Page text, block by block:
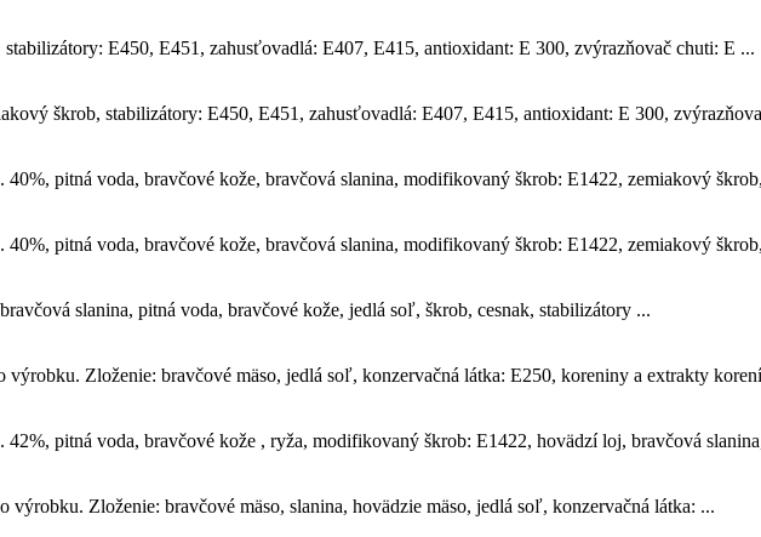
E450, E451, zahusťovadlá: E407, E415, antioxidant: E 300, zvýrazňovač chuti: E ...
škrob, stabilizátory: E450, E451, zahusťovadlá: E407, E415, antioxidant: E 300,
40%, pitná voda, bravčové kože, bravčová slanina, modifikovaný škrob: E1422, zemiakový
40%, pitná voda, bravčové kože, bravčová slanina, modifikovaný škrob: E1422, zemiakový
slanina, pitná voda, bravčové kože, jedlá soľ, škrob, cesnak, stabilizátory ...
výrobku. Zloženie: bravčové mäso, jedlá soľ, konzervačná látka: E250, koreniny a extrakty
42%, pitná voda, bravčové kože , ryža, modifikovaný škrob: E1422, hovädzí loj, bravčová
výrobku. Zloženie: bravčové mäso, slanina, hovädzie mäso, jedlá soľ, konzervačná látka: ...